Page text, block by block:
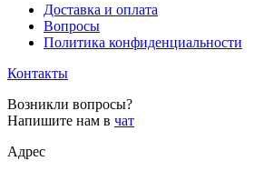
Доставка и оплата
Вопросы
Политика конфиденциальности
Контакты
Возникли вопросы?
Напишите нам в чат
Адрес